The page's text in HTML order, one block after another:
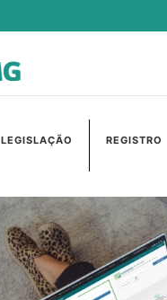
LEGISLAÇÃO REGISTRO